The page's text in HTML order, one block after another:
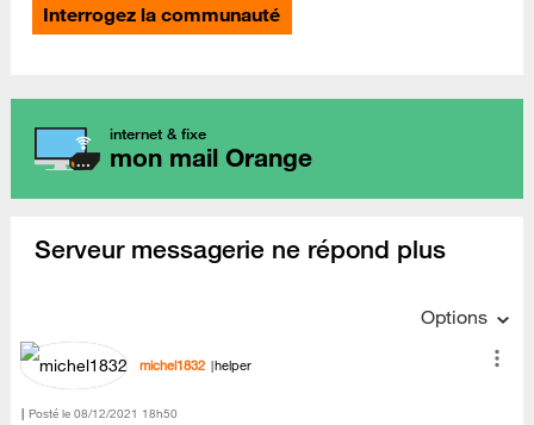
Interrogez la communauté
internet & fixe
mon mail Orange
Serveur messagerie ne répond plus
Options
michel1832 helper
Posté le ‎08/12/2021 18h50